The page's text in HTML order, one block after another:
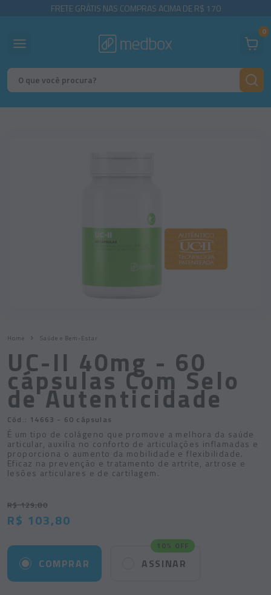
FRETE GRÁTIS NAS COMPRAS ACIMA DE R$ 170
0
Home Saúde e Bem-Estar
UC-II 40mg - 60
cápsulas Com Selo
de Autenticidade
Cód.: 14663 - 60 cápsulas
É um tipo de colágeno que promove a melhora da saúde
articular, auxilia no conforto de articulações inflamadas e
proporciona o aumento da mobilidade e flexibilidade.
Eficaz na prevenção e tratamento de artrite, artrose e
lesões articulares e de cartilagem.
R$ 129,80
R$ 103,80
COMPRAR
10% OFF
ASSINAR